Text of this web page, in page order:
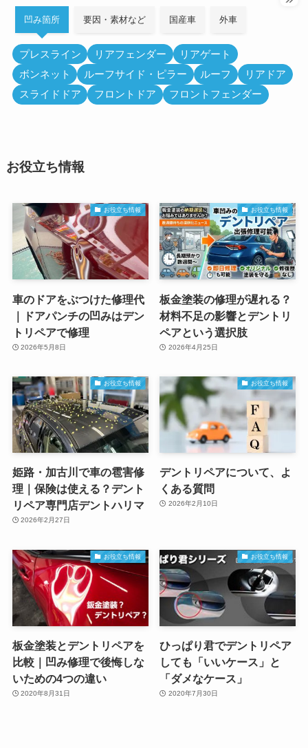
凹み箇所 要因・素材など 国産車 外車
プレスライン リアフェンダー
リアゲート
ボンネット
ルーフサイド・ピラー ルーフ
リアドア
スライドドア
フロントドア フロントフェンダー
お役立ち情報
お役立ち情報
車のドアをぶつけた修理代
｜ドアパンチの凹みはデン
トリペアで修理
2026年5月8日
お役立ち情報
板金塗装の修理が遅れる？
材料不足の影響とデントリ
ペアという選択肢
2026年4月25日
お役立ち情報
姫路・加古川で車の雹害修
理｜保険は使える？デント
リペア専門店デントハリマ
2026年2月27日
お役立ち情報
デントリペアについて、よ
くある質問
2026年2月10日
お役立ち情報
板金塗装とデントリペアを
比較｜凹み修理で後悔しな
いための4つの違い
2020年8月31日
お役立ち情報
ひっぱり君でデントリペア
しても「いいケース」と
「ダメなケース」
2020年7月30日